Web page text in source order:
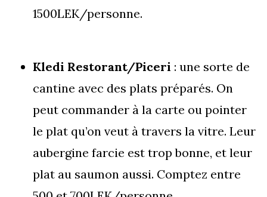
1500LEK/personne.
Kledi Restorant/Piceri : une sorte de
cantine avec des plats préparés. On
peut commander à la carte ou pointer
le plat qu’on veut à travers la vitre. Leur
aubergine farcie est trop bonne, et leur
plat au saumon aussi. Comptez entre